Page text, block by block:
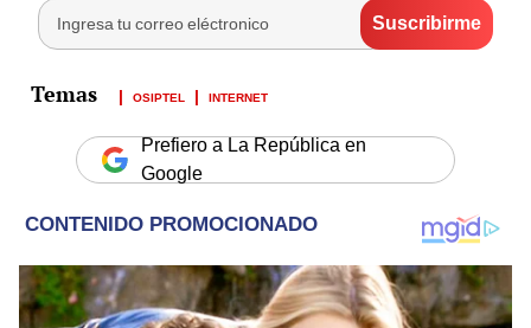
OSIPTEL INTERNET
Prefiero a La República en
Google